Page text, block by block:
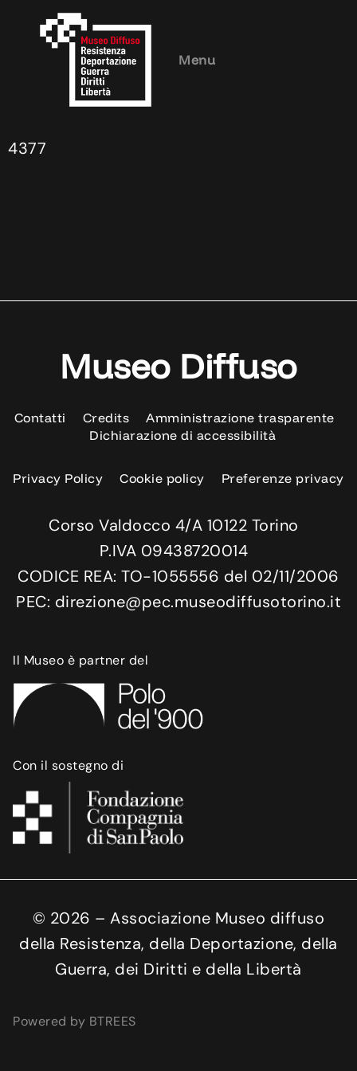
Menu
4377
Museo Diffuso
Contatti Credits
Amministrazione trasparente
Dichiarazione di accessibilità
Privacy Policy Cookie policy Preferenze privacy
Corso Valdocco 4/A 10122 Torino
P.IVA 09438720014
CODICE REA: TO-1055556 del 02/11/2006
PEC: direzione@pec.museodiffusotorino.it
Il Museo è partner del
Con il sostegno di
© 2026 – Associazione Museo diffuso
della Resistenza, della Deportazione, della
Guerra, dei Diritti e della Libertà
Powered by BTREES